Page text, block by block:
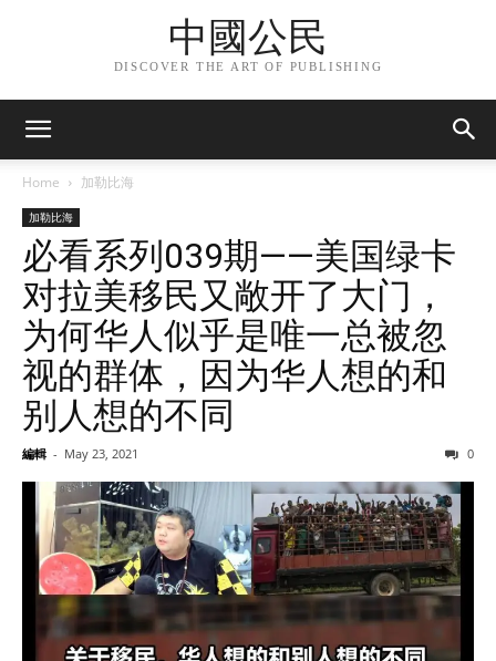
中國公民
DISCOVER THE ART OF PUBLISHING
Home 加勒比海
加勒比海
必看系列039期——美国绿卡
对拉美移民又敞开了大门，
为何华人似乎是唯一总被忽
视的群体，因为华人想的和
别人想的不同
編輯 - May 23, 2021 0